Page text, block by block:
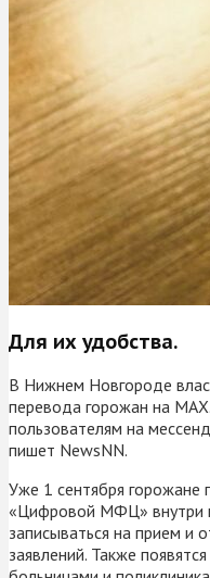
Для их удобства.
В Нижнем Новгороде
перевода горожан на
пользователям на
пишет NewsNN.
Уже 1 сентября горожане
«Цифровой МФЦ» внутри
записываться на прием и
заявлений. Также